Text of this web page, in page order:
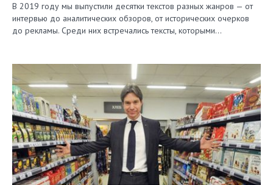
В 2019 году мы выпустили десятки текстов разных жанров — от
интервью до аналитических обзоров, от исторических очерков
до рекламы. Среди них встречались тексты, которыми…